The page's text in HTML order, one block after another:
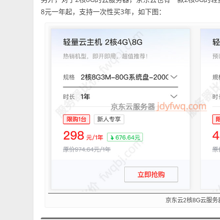
8元一年起，支持一次性买3年，如下图：
京东云2核8G云服务